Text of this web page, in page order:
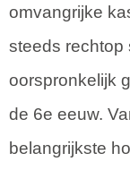
omvangrijke
steeds rechtop
oorspronkelijk
de 6e eeuw.
belangrijkste